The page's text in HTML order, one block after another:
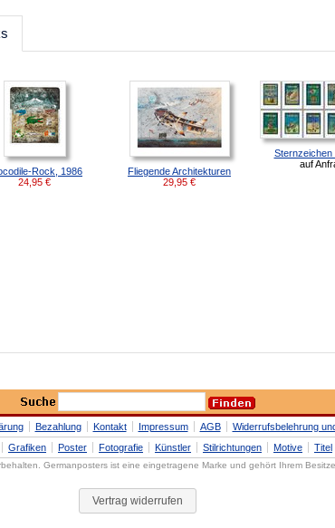
Rock, 1986
24,95 €
Fliegende Architekturen
29,95 €
Sternzeichen
auf
Bezahlung Kontakt Impressum AGB
Widerrufsbelehrung
Grafiken Poster Fotografie Künstler Stilrichtungen Motive Titel
Germanposters ist eine eingetragene Marke und gehört Ihrem
Vertrag widerrufen